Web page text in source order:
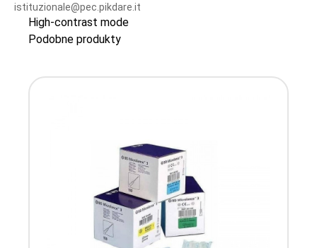
istituzionale@pec.pikdare.it
High-contrast mode
Podobne produkty